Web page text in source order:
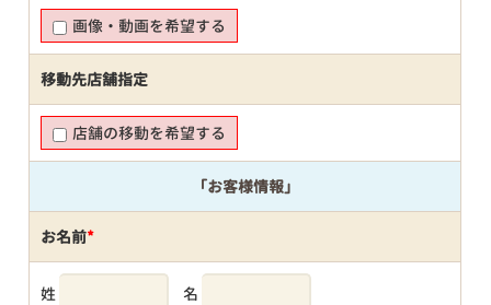
画像・動画を希望する
移動先店舗指定
店舗の移動を希望する
「お客様情報」
お名前*
姓 名